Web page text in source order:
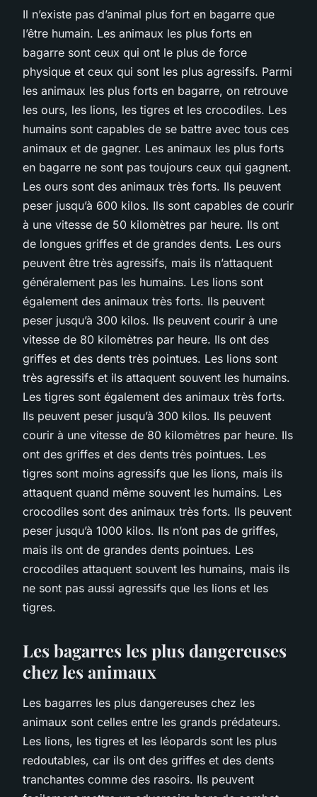
Il n’existe pas d’animal plus fort en bagarre que
l’être humain. Les animaux les plus forts en
bagarre sont ceux qui ont le plus de force
physique et ceux qui sont les plus agressifs. Parmi
les animaux les plus forts en bagarre, on retrouve
les ours, les lions, les tigres et les crocodiles. Les
humains sont capables de se battre avec tous ces
animaux et de gagner. Les animaux les plus forts
en bagarre ne sont pas toujours ceux qui gagnent.
Les ours sont des animaux très forts. Ils peuvent
peser jusqu’à 600 kilos. Ils sont capables de courir
à une vitesse de 50 kilomètres par heure. Ils ont
de longues griffes et de grandes dents. Les ours
peuvent être très agressifs, mais ils n’attaquent
généralement pas les humains. Les lions sont
également des animaux très forts. Ils peuvent
peser jusqu’à 300 kilos. Ils peuvent courir à une
vitesse de 80 kilomètres par heure. Ils ont des
griffes et des dents très pointues. Les lions sont
très agressifs et ils attaquent souvent les humains.
Les tigres sont également des animaux très forts.
Ils peuvent peser jusqu’à 300 kilos. Ils peuvent
courir à une vitesse de 80 kilomètres par heure. Ils
ont des griffes et des dents très pointues. Les
tigres sont moins agressifs que les lions, mais ils
attaquent quand même souvent les humains. Les
crocodiles sont des animaux très forts. Ils peuvent
peser jusqu’à 1000 kilos. Ils n’ont pas de griffes,
mais ils ont de grandes dents pointues. Les
crocodiles attaquent souvent les humains, mais ils
ne sont pas aussi agressifs que les lions et les
tigres.
Les bagarres les plus dangereuses
chez les animaux
Les bagarres les plus dangereuses chez les
animaux sont celles entre les grands prédateurs.
Les lions, les tigres et les léopards sont les plus
redoutables, car ils ont des griffes et des dents
tranchantes comme des rasoirs. Ils peuvent